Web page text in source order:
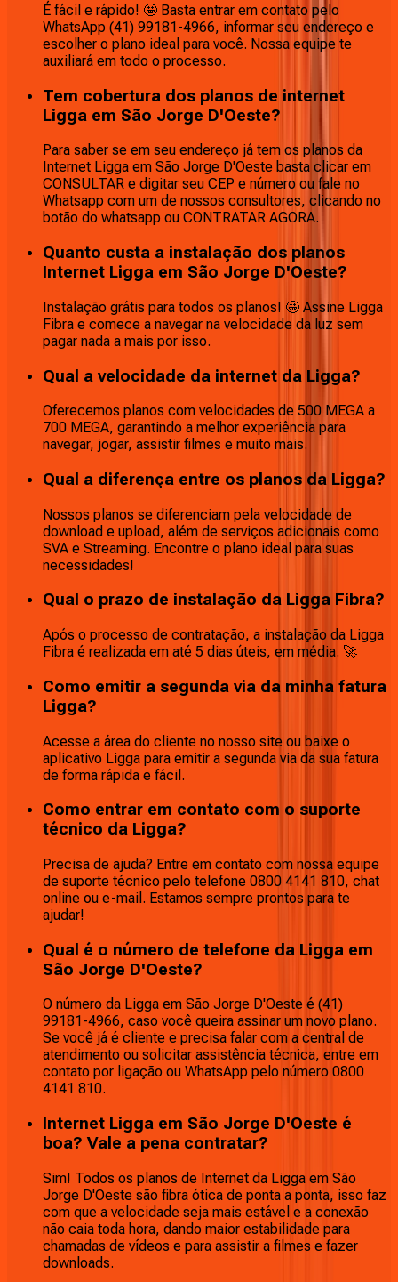
É fácil e rápido! 🤩 Basta entrar em contato pelo
WhatsApp (41) 99181-4966, informar seu endereço e
escolher o plano ideal para você. Nossa equipe te
auxiliará em todo o processo.
Tem cobertura dos planos de internet
Ligga em São Jorge D'Oeste?
Para saber se em seu endereço já tem os planos da
Internet Ligga em São Jorge D'Oeste basta clicar em
CONSULTAR e digitar seu CEP e número ou fale no
Whatsapp com um de nossos consultores, clicando no
botão do whatsapp ou CONTRATAR AGORA.
Quanto custa a instalação dos planos
Internet Ligga em São Jorge D'Oeste?
Instalação grátis para todos os planos! 🤩 Assine Ligga
Fibra e comece a navegar na velocidade da luz sem
pagar nada a mais por isso.
Qual a velocidade da internet da Ligga?
Oferecemos planos com velocidades de 500 MEGA a
700 MEGA, garantindo a melhor experiência para
navegar, jogar, assistir filmes e muito mais.
Qual a diferença entre os planos da Ligga?
Nossos planos se diferenciam pela velocidade de
download e upload, além de serviços adicionais como
SVA e Streaming. Encontre o plano ideal para suas
necessidades!
Qual o prazo de instalação da Ligga Fibra?
Após o processo de contratação, a instalação da Ligga
Fibra é realizada em até 5 dias úteis, em média. 🚀
Como emitir a segunda via da minha fatura
Ligga?
Acesse a área do cliente no nosso site ou baixe o
aplicativo Ligga para emitir a segunda via da sua fatura
de forma rápida e fácil.
Como entrar em contato com o suporte
técnico da Ligga?
Precisa de ajuda? Entre em contato com nossa equipe
de suporte técnico pelo telefone 0800 4141 810, chat
online ou e-mail. Estamos sempre prontos para te
ajudar!
Qual é o número de telefone da Ligga em
São Jorge D'Oeste?
O número da Ligga em São Jorge D'Oeste é (41)
99181-4966, caso você queira assinar um novo plano.
Se você já é cliente e precisa falar com a central de
atendimento ou solicitar assistência técnica, entre em
contato por ligação ou WhatsApp pelo número 0800
4141 810.
Internet Ligga em São Jorge D'Oeste é
boa? Vale a pena contratar?
Sim! Todos os planos de Internet da Ligga em São
Jorge D'Oeste são fibra ótica de ponta a ponta, isso faz
com que a velocidade seja mais estável e a conexão
não caia toda hora, dando maior estabilidade para
chamadas de vídeos e para assistir a filmes e fazer
downloads.